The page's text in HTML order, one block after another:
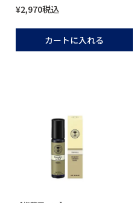
¥2,970税込
カートに入れる